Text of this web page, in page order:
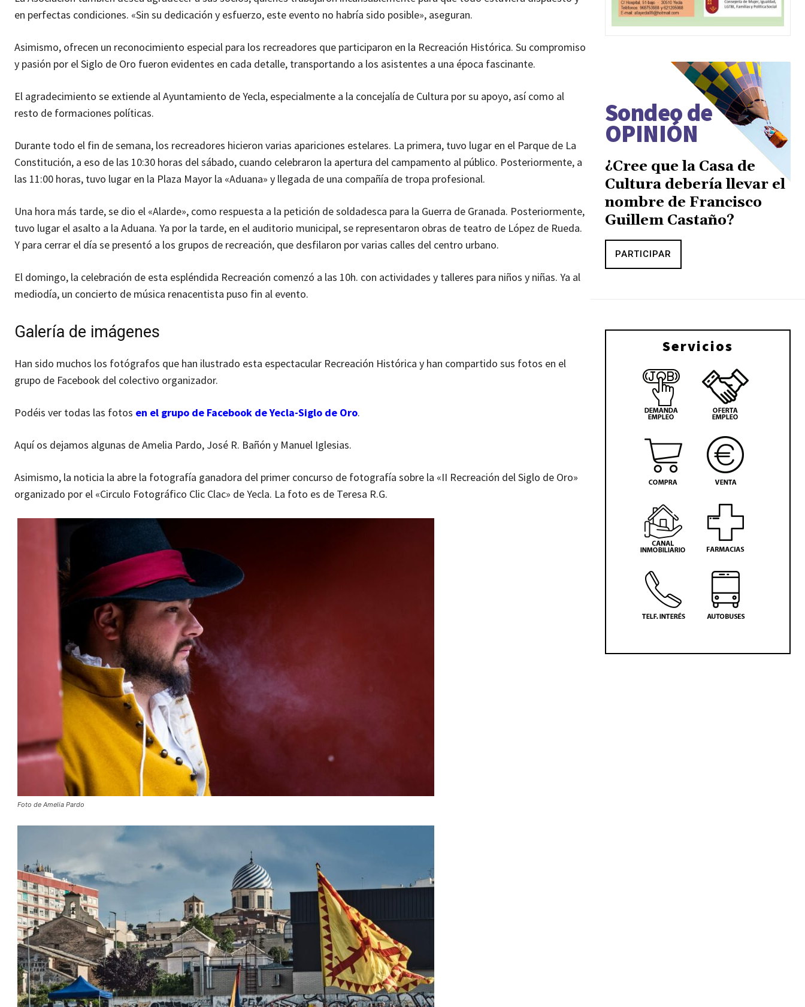
en perfectas condiciones. «Sin su dedicación y esfuerzo, este evento no habría sido posible», aseguran.
Asimismo, ofrecen un reconocimiento especial para los recreadores que participaron en la Recreación Histórica. Su compromiso
y pasión por el Siglo de Oro fueron evidentes en cada detalle, transportando a los asistentes a una época fascinante.
El agradecimiento se extiende al Ayuntamiento de Yecla, especialmente a la concejalía de Cultura por su apoyo, así como al
resto de formaciones políticas.
Durante todo el fin de semana, los recreadores hicieron varias apariciones estelares. La primera, tuvo lugar en el Parque de La
Constitución, a eso de las 10:30 horas del sábado, cuando celebraron la apertura del campamento al público. Posteriormente, a
las 11:00 horas, tuvo lugar en la Plaza Mayor la «Aduana» y llegada de una compañía de tropa profesional.
Una hora más tarde, se dio el «Alarde», como respuesta a la petición de soldadesca para la Guerra de Granada. Posteriormente,
tuvo lugar el asalto a la Aduana. Ya por la tarde, en el auditorio municipal, se representaron obras de teatro de López de Rueda.
Y para cerrar el día se presentó a los grupos de recreación, que desfilaron por varias calles del centro urbano.
El domingo, la celebración de esta espléndida Recreación comenzó a las 10h. con actividades y talleres para niños y niñas. Ya al
mediodía, un concierto de música renacentista puso fin al evento.
Galería de imágenes
Han sido muchos los fotógrafos que han ilustrado esta espectacular Recreación Histórica y han compartido sus fotos en el
grupo de Facebook del colectivo organizador.
Podéis ver todas las fotos en el grupo de Facebook de Yecla-Siglo de Oro.
Aquí os dejamos algunas de Amelia Pardo, José R. Bañón y Manuel Iglesias.
Asimismo, la noticia la abre la fotografía ganadora del primer concurso de fotografía sobre la «II Recreación del Siglo de Oro»
organizado por el «Circulo Fotográfico Clic Clac» de Yecla. La foto es de Teresa R.G.
Foto de Amelia Pardo
Sondeo de
OPINIÓN
¿Cree que la Casa de
Cultura debería llevar el
nombre de Francisco
Guillem Castaño?
PARTICIPAR
Servicios